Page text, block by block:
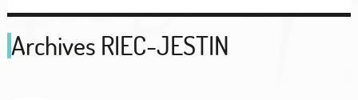
Archives RIEC-JESTIN